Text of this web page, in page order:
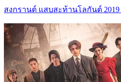
สงกรานต์ แสบสะท้านโลกันต์ 2019